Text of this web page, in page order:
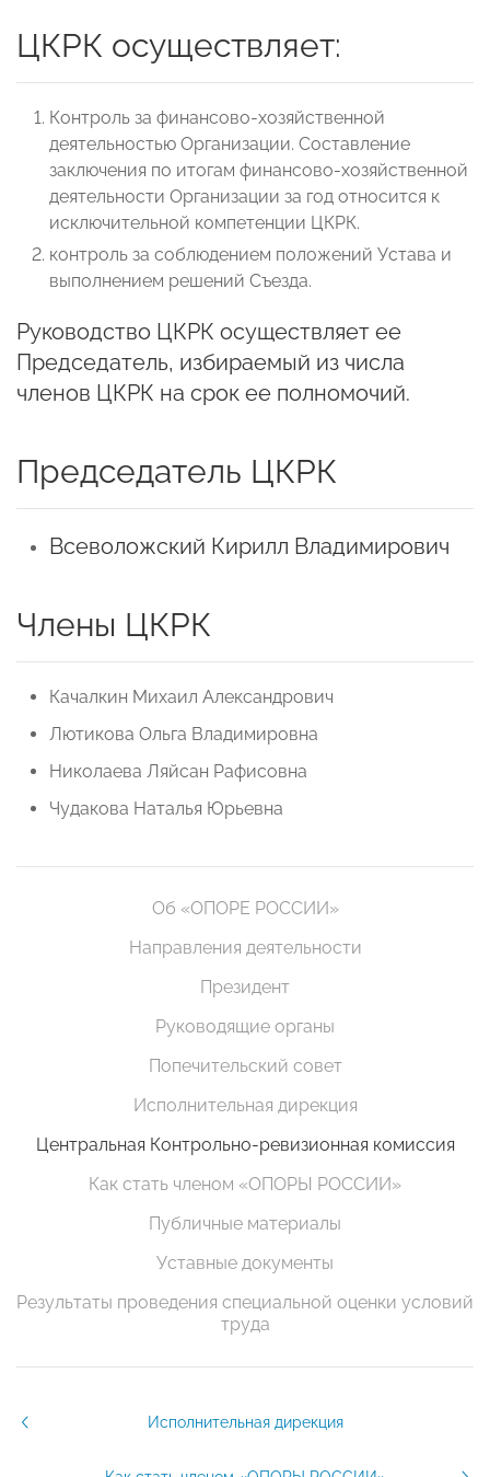
ЦКРК осуществляет:
Контроль за финансово-хозяйственной
деятельностью Организации. Составление
заключения по итогам финансово-хозяйственной
деятельности Организации за год относится к
исключительной компетенции ЦКРК.
контроль за соблюдением положений Устава и
выполнением решений Съезда.
Руководство ЦКРК осуществляет ее
Председатель, избираемый из числа
членов ЦКРК на срок ее полномочий.
Председатель ЦКРК
Всеволожский Кирилл Владимирович
Члены ЦКРК
Качалкин Михаил Александрович
Лютикова Ольга Владимировна
Николаева Ляйсан Рафисовна
Чудакова Наталья Юрьевна
Об «ОПОРЕ РОССИИ»
Направления деятельности
Президент
Руководящие органы
Попечительский совет
Исполнительная дирекция
Центральная Контрольно-ревизионная комиссия
Как стать членом «ОПОРЫ РОССИИ»
Публичные материалы
Уставные документы
Результаты проведения специальной оценки условий
труда
Исполнительная дирекция